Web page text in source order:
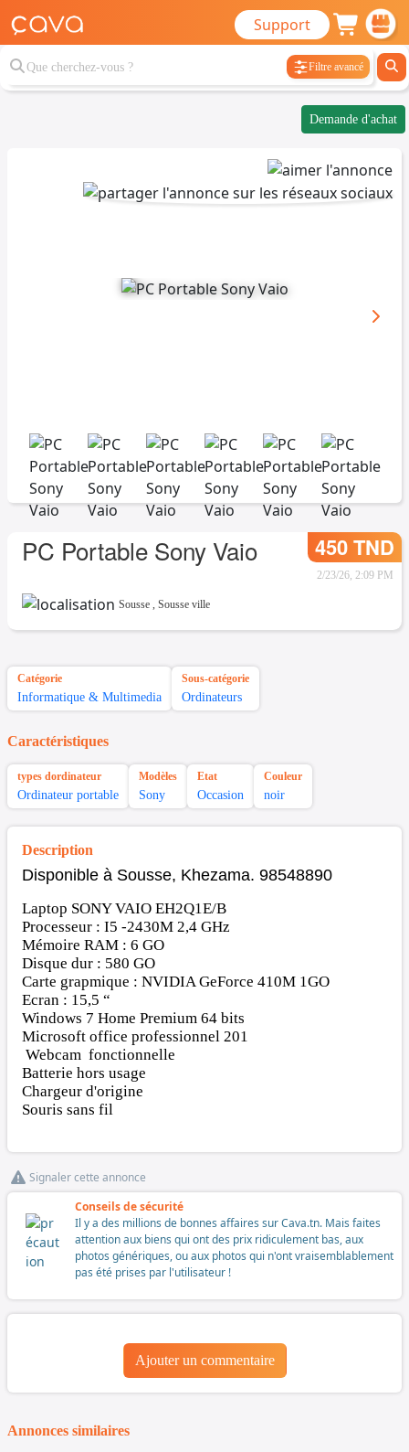
Support
Filtre avancé
Demande d'achat
PC Portable Sony Vaio 450 TND
2/23/26, 2:09 PM
Sousse , Sousse ville
Catégorie
Informatique & Multimedia
Sous-catégorie
Ordinateurs
Caractéristiques
types dordinateur
Ordinateur portable
Modèles
Sony
Etat
Occasion
Couleur
noir
Description
Disponible à Sousse, Khezama. 98548890
Laptop SONY VAIO EH2Q1E/B
Processeur : I5 -2430M 2,4 GHz
Mémoire RAM : 6 GO
Disque dur : 580 GO
Carte grapmique : NVIDIA GeForce 410M 1GO
Ecran : 15,5 “
Windows 7 Home Premium 64 bits
Microsoft office professionnel 201
Webcam fonctionnelle
Batterie hors usage
Chargeur d'origine
Souris sans fil
Signaler cette annonce
Conseils de sécurité
Il y a des millions de bonnes affaires sur Cava.tn. Mais faites
attention aux biens qui ont des prix ridiculement bas, aux
photos génériques, ou aux photos qui n'ont vraisemblablement
pas été prises par l'utilisateur !
Ajouter un commentaire
Annonces similaires